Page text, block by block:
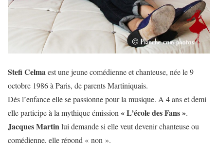
Stefi Celmaest une jeune comédienne et chanteuse, née le 9
octobre 1986 à Paris, de parents Martiniquais.
Dés l’enfance elle se passionne pour la musique. A 4 ans et demi
elle participe à la mythique émission « L’école des Fans ».
Jacques Martinlui demande si elle veut devenir chanteuse ou
comédienne, elle répond « non ».